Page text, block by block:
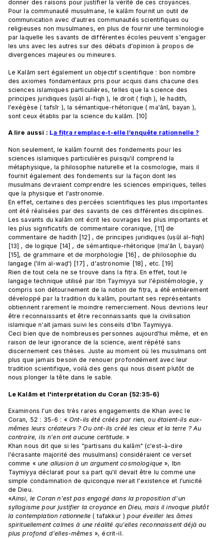
donner des raisons pour justifier la vérité de ces croyances.
Pour la communauté musulmane, le kalām fournit un outil de
communication avec d'autres communautés scientifiques ou
religieuses non musulmanes, en plus de fournir une terminologie
par laquelle les savants de différentes écoles peuvent s'engager
les uns avec les autres sur des débats d'opinion à propos de
divergences majeures ou mineures.
Le Kalām sert également un objectif scientifique : bon nombre
des axiomes fondamentaux pris pour acquis dans chacune des
sciences islamiques particulières, telles que la science des
principes juridiques (uṣūl al-fiqh ), le droit ( fiqh ), le hadith,
l'exégèse ( tafsīr ), la sémantique-rhétorique ( ma'ānī, bayan ),
sont ceux établis par la science du kalām. [10]
A lire aussi : La fiṭra remplace-t-elle l’enquête rationnelle ?
Non seulement, le kalām fournit des fondements pour les
sciences islamiques particulières puisqu'il comprend la
métaphysique, la philosophie naturelle et la cosmologie, mais il
fournit également des fondements sur la façon dont les
musulmans devraient comprendre les sciences empiriques, telles
que la physique et l'astronomie.
En effet, certaines des percées scientifiques les plus importantes
ont été réalisées par des savants de ces différentes disciplines.
Les savants du kalām ont écrit les ouvrages les plus importants et
les plus significatifs de commentaire coranique, [11] de
commentaire de hadith [12] , de principes juridiques (uṣūl al-fiqh)
[13] , de logique [14] , de sémantique-rhétorique (ma'ān ī, bayan)
[15], de grammaire et de morphologie [16] , de philosophie du
langage ('ilm al-waḍ') [17] , d'astronomie [18] , etc. [19]
Rien de tout cela ne se trouve dans la fiṭra. En effet, tout le
langage technique utilisé par Ibn Taymiyya sur l'épistémologie, y
compris son détournement de la notion de fiṭra, a été entièrement
développé par la tradition du kalām, pourtant ses représentants
obtiennent rarement le moindre remerciement. Nous devrions leur
être reconnaissants et être reconnaissants que la civilisation
islamique n'ait jamais suivi les conseils d'Ibn Taymiyya.
Ceci bien que de nombreuses personnes aujourd'hui même, et en
raison de leur ignorance de la science, aient répété sans
discernement ces thèses. Juste au moment où les musulmans ont
plus que jamais besoin de renouer profondément avec leur
tradition scientifique, voilà des gens qui nous disent plutôt de
nous plonger la tête dans le sable.
Le Kalām et l'interprétation du Coran (52:35-6)
Examinons l'un des très rares engagements de Khan avec le
Coran, 52 : 35-6 : « Ont-ils été créés par rien, ou étaient-ils eux-
mêmes leurs créateurs ? Ou ont-ils créé les cieux et la terre ? Au
contraire, ils n'en ont aucune certitude. »
Khan nous dit que si les "partisans du kalām" (c'est-à-dire
l'écrasante majorité des musulmans) considéraient ce verset
comme « une allusion à un argument cosmologique », Ibn
Taymiyya déclarait pour sa part qu'il devait être lu comme une
simple condamnation de quiconque nierait l'existence et l'unicité
de Dieu.
«Ainsi, le Coran n'est pas engagé dans la proposition d'un
syllogisme pour justifier la croyance en Dieu, mais il invoque plutôt
la contemplation rationnelle ( tafakkur ) pour éveiller les âmes
spirituellement calmes à une réalité qu'elles reconnaissent déjà au
plus profond d'elles-mêmes », écrit-il.